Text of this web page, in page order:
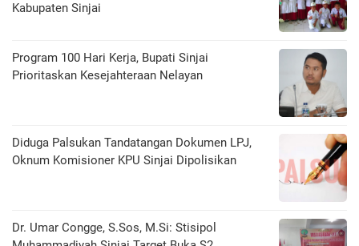
Kabupaten Sinjai
Program 100 Hari Kerja, Bupati Sinjai
Prioritaskan Kesejahteraan Nelayan
Diduga Palsukan Tandatangan Dokumen LPJ,
Oknum Komisioner KPU Sinjai Dipolisikan
Dr. Umar Congge, S.Sos, M.Si: Stisipol